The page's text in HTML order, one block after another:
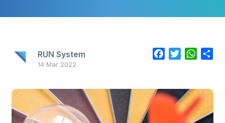
RUN System
14 Mar 2022
Facebook
Twitter